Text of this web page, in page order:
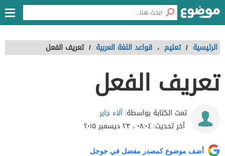
الرئيسية / تعليم ، قواعد اللغة العربية / تعريف الفعل
تعريف الفعل
تمت الكتابة بواسطة:آلاء جابر
آخر تحديث:٠٨:٠٤ ، ٢٣ ديسمبر ٢٠١٥
أضف موضوع كمصدر مفضل في جوجل